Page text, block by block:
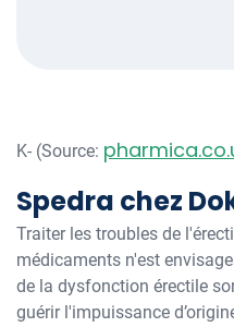
K- (Source:
Spedra chez
Traiter les troubles de
médicaments n'est
de la dysfonction érectile
guérir l'impuissance